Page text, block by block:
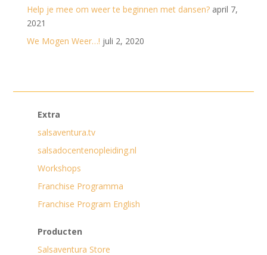
Help je mee om weer te beginnen met dansen? april 7,
2021
We Mogen Weer…! juli 2, 2020
Extra
salsaventura.tv
salsadocentenopleiding.nl
Workshops
Franchise Programma
Franchise Program English
Producten
Salsaventura Store